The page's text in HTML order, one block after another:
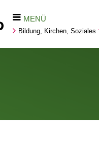
MENÜ
Bildung, Kirchen, Soziales